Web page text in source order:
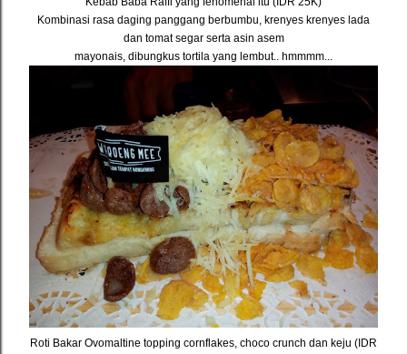
Kombinasi rasa daging panggang berbumbu, krenyes krenyes lada
dan tomat segar serta asin asem
mayonais, dibungkus tortila yang lembut.. hmmmm...
Roti Bakar Ovomaltine topping cornflakes, choco crunch dan keju (IDR